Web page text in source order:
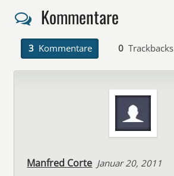
Kommentare
3 Kommentare 0 Trackbacks
Manfred Corte Januar 20, 2011